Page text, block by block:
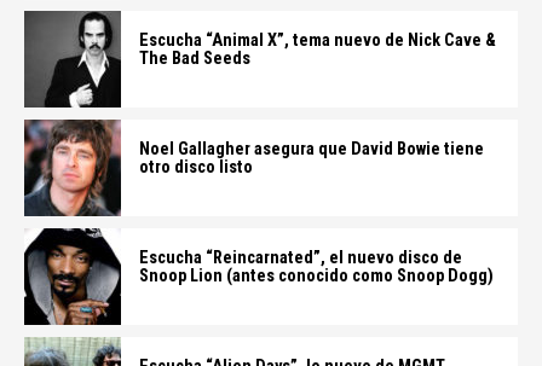
Escucha “Animal X”, tema nuevo de Nick Cave &
The Bad Seeds
Noel Gallagher asegura que David Bowie tiene
otro disco listo
Escucha “Reincarnated”, el nuevo disco de
Snoop Lion (antes conocido como Snoop Dogg)